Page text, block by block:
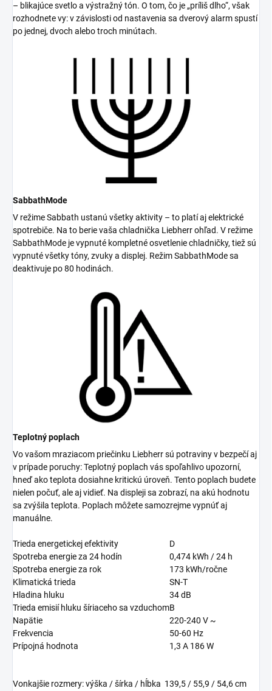
– blikajúce svetlo a výstražný tón. O tom, čo je „príliš dlho“, však
rozhodnete vy: v závislosti od nastavenia sa dverový alarm spustí
po jednej, dvoch alebo troch minútach.
SabbathMode
V režime Sabbath ustanú všetky aktivity – to platí aj elektrické
spotrebiče. Na to berie vaša chladnička Liebherr ohľad. V režime
SabbathMode je vypnuté kompletné osvetlenie chladničky, tiež sú
vypnuté všetky tóny, zvuky a displej. Režim SabbathMode sa
deaktivuje po 80 hodinách.
Teplotný poplach
Vo vašom mraziacom priečinku Liebherr sú potraviny v bezpečí aj
v prípade poruchy: Teplotný poplach vás spoľahlivo upozorní,
hneď ako teplota dosiahne kritickú úroveň. Tento poplach budete
nielen počuť, ale aj vidieť. Na displeji sa zobrazí, na akú hodnotu
sa zvýšila teplota. Poplach môžete samozrejme vypnúť aj
manuálne.
Trieda energetickej efektivity
D
Spotreba energie za 24 hodín
0,474 kWh / 24 h
Spotreba energie za rok
173 kWh/ročne
Klimatická trieda
SN-T
Hladina hluku
34dB
Trieda emisií hluku šíriaceho sa vzduchomB
Napätie
220-240 V ~
Frekvencia
50-60 Hz
Prípojná hodnota
1,3 A 186 W
Vonkajšie rozmery: výška / šírka / hĺbka 139,5 / 55,9 / 54,6cm